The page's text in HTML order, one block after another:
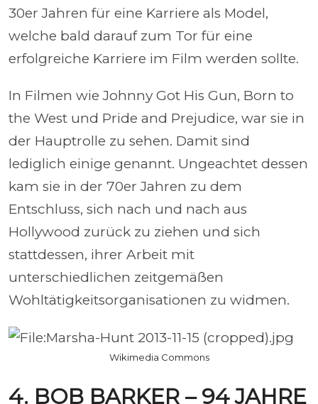
30er Jahren für eine Karriere als Model,
welche bald darauf zum Tor für eine
erfolgreiche Karriere im Film werden sollte.
In Filmen wie Johnny Got His Gun, Born to
the West und Pride and Prejudice, war sie in
der Hauptrolle zu sehen. Damit sind
lediglich einige genannt. Ungeachtet dessen
kam sie in der 70er Jahren zu dem
Entschluss, sich nach und nach aus
Hollywood zurück zu ziehen und sich
stattdessen, ihrer Arbeit mit
unterschiedlichen zeitgemäßen
Wohltätigkeitsorganisationen zu widmen.
Wikimedia Commons
4. BOB BARKER – 94 JAHRE